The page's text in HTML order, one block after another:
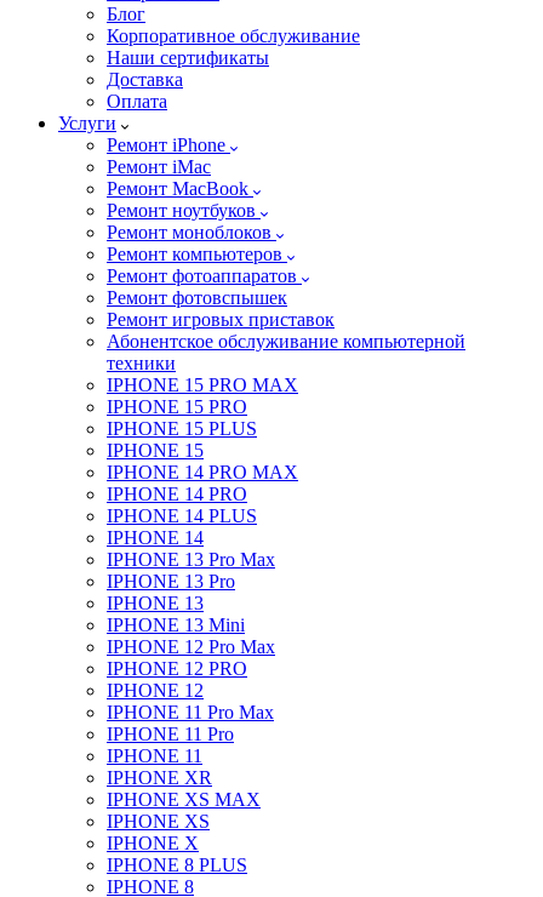
Блог
Корпоративное обслуживание
Наши сертификаты
Доставка
Оплата
Услуги
Ремонт iPhone
Ремонт iMac
Ремонт MacBook
Ремонт ноутбуков
Ремонт моноблоков
Ремонт компьютеров
Ремонт фотоаппаратов
Ремонт фотовспышек
Ремонт игровых приставок
Абонентское обслуживание компьютерной
техники
IPHONE 15 PRO MAX
IPHONE 15 PRO
IPHONE 15 PLUS
IPHONE 15
IPHONE 14 PRO MAX
IPHONE 14 PRO
IPHONE 14 PLUS
IPHONE 14
IPHONE 13 Pro Max
IPHONE 13 Pro
IPHONE 13
IPHONE 13 Mini
IPHONE 12 Pro Max
IPHONE 12 PRO
IPHONE 12
IPHONE 11 Pro Max
IPHONE 11 Pro
IPHONE 11
IPHONE XR
IPHONE XS MAX
IPHONE XS
IPHONE X
IPHONE 8 PLUS
IPHONE 8